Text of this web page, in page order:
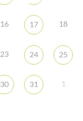
16 17 18
23 24 25
30 31 1